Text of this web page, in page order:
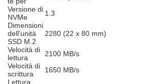
Versione di
NVMe
1.3
Dimensioni
dell'unità
SSD M.2
2280 (22 x 80 mm)
Velocità di
lettura
2100 MB/s
Velocità di
scrittura
1650 MB/s
Lettura